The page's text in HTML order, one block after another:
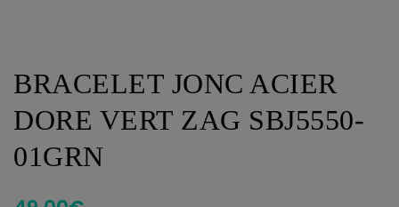
BRACELET JONC ACIER
DORE VERT ZAG SBJ5550-
01GRN